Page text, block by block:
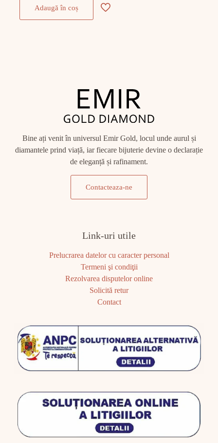
Adaugă în coș
Bine ați venit în universul Emir Gold, locul unde aurul și
diamantele prind viață, iar fiecare bijuterie devine o declarație
de eleganță și rafinament.
Contacteaza-ne
Link-uri utile
Prelucrarea datelor cu caracter personal
Termeni şi condiţii
Rezolvarea disputelor online
Solicită retur
Contact